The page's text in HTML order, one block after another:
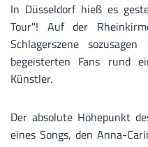
In Düsseldorf hieß es
Tour"! Auf der
Schlagerszene
begeisterten Fans rund
Künstler.
Der absolute Höhepunkt
eines Songs, den Anna-